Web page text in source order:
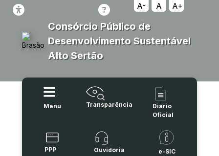
A- A A+
Consórcio Público de
Desenvolvimento Sustentável
Alto Sertão
Menu Transparência
Diário
Oficial
PPP Ouvidoria e-SIC